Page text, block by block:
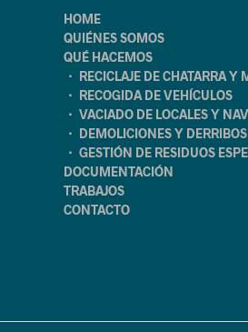
HOME
QUIÉNES SOMOS
QUÉ HACEMOS
・ RECICLAJE DE CHATARRA Y
・ RECOGIDA DE VEHÍCULOS
・ VACIADO DE LOCALES Y
・ DEMOLICIONES Y
・ GESTIÓN DE RESIDUOS
DOCUMENTACIÓN
TRABAJOS
CONTACTO